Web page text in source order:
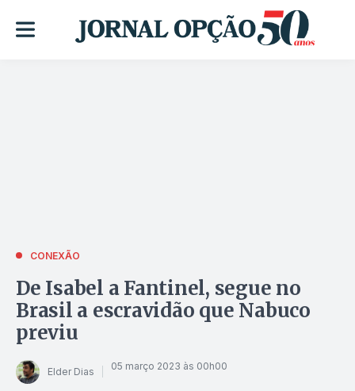
CONEXÃO
De Isabel a Fantinel, segue no
Brasil a escravidão que Nabuco
previu
Elder Dias 05 março 2023 às 00h00